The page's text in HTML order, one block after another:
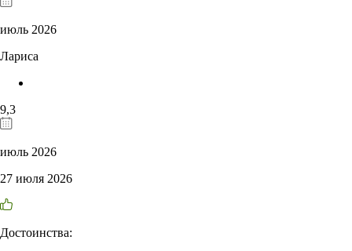
июль 2026
Лариса
9,3
июль 2026
27 июля 2026
Достоинства: